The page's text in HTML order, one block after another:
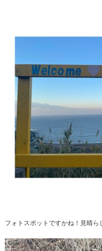
フォトスポットですかね！見晴ら